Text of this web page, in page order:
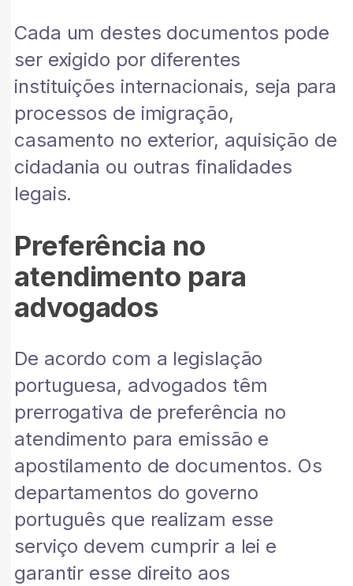
Cada um destes documentos pode
ser exigido por diferentes
instituições internacionais, seja para
processos de imigração,
casamento no exterior, aquisição de
cidadania ou outras finalidades
legais.
Preferência no
atendimento para
advogados
De acordo com a legislação
portuguesa, advogados têm
prerrogativa de preferência no
atendimento para emissão e
apostilamento de documentos. Os
departamentos do governo
português que realizam esse
serviço devem cumprir a lei e
garantir esse direito aos